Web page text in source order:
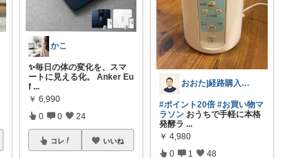
かこ
✨毎日の体の変化を、スマ
ートに見える化。 Anker Eu
f ...
￥ 6,990
0 0 24
コレ いいね
おおた|経路購入感謝😊
#ポイント20倍 #お買い物マ
ラソン おうちで手軽に本格
発酵ラ ...
￥ 4,980
0 1 48